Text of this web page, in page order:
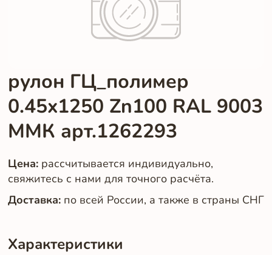
рулон ГЦ_полимер
0.45x1250 Zn100 RAL 9003
ММК арт.1262293
Цена: рассчитывается индивидуально,
свяжитесь с нами для точного расчёта.
Доставка: по всей России, а также в страны СНГ
Характеристики